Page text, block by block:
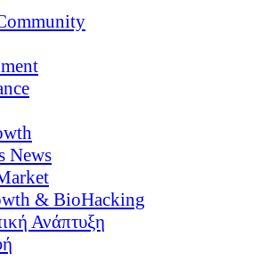
News
& BioHacking
Ανάπτυξη